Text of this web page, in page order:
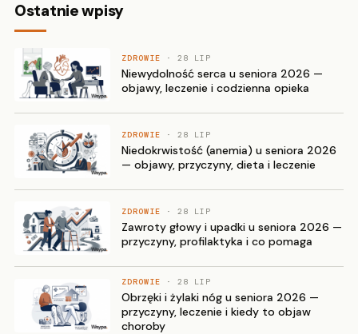
Ostatnie wpisy
ZDROWIE · 28 LIP
Niewydolność serca u seniora 2026 —
objawy, leczenie i codzienna opieka
ZDROWIE · 28 LIP
Niedokrwistość (anemia) u seniora 2026
— objawy, przyczyny, dieta i leczenie
ZDROWIE · 28 LIP
Zawroty głowy i upadki u seniora 2026 —
przyczyny, profilaktyka i co pomaga
ZDROWIE · 28 LIP
Obrzęki i żylaki nóg u seniora 2026 —
przyczyny, leczenie i kiedy to objaw
choroby